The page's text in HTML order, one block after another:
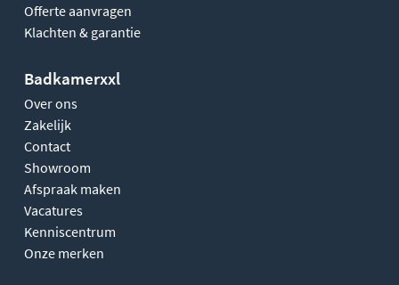
Offerte aanvragen
Klachten & garantie
Badkamerxxl
Over ons
Zakelijk
Contact
Showroom
Afspraak maken
Vacatures
Kenniscentrum
Onze merken